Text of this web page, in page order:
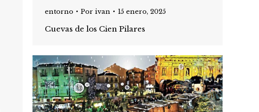
entorno Por ivan 15 enero, 2025
Cuevas de los Cien Pilares